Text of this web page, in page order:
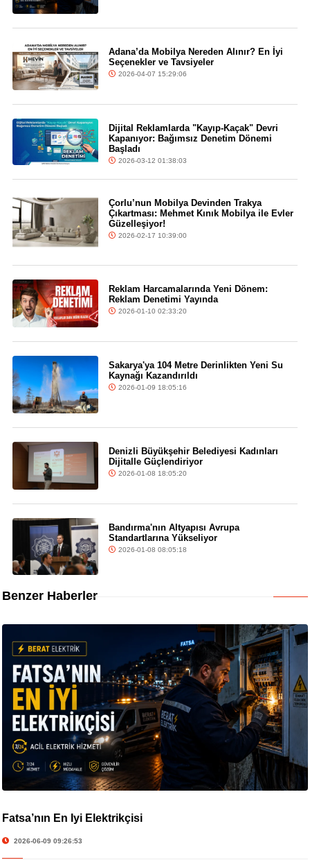
Adana’da Mobilya Nereden Alınır? En İyi
Seçenekler ve Tavsiyeler
2026-04-07 15:29:06
Dijital Reklamlarda "Kayıp-Kaçak" Devri
Kapanıyor: Bağımsız Denetim Dönemi
Başladı
2026-03-12 01:38:03
Çorlu’nun Mobilya Devinden Trakya
Çıkartması: Mehmet Kınık Mobilya ile Evler
Güzelleşiyor!
2026-02-17 10:39:00
Reklam Harcamalarında Yeni Dönem:
Reklam Denetimi Yayında
2026-01-10 02:33:20
Sakarya'ya 104 Metre Derinlikten Yeni Su
Kaynağı Kazandırıldı
2026-01-09 18:05:16
Denizli Büyükşehir Belediyesi Kadınları
Dijitalle Güçlendiriyor
2026-01-08 18:05:20
Bandırma'nın Altyapısı Avrupa
Standartlarına Yükseliyor
2026-01-08 08:05:18
Benzer Haberler
Fatsa’nın En İyi Elektrikçisi
2026-06-09 09:26:53